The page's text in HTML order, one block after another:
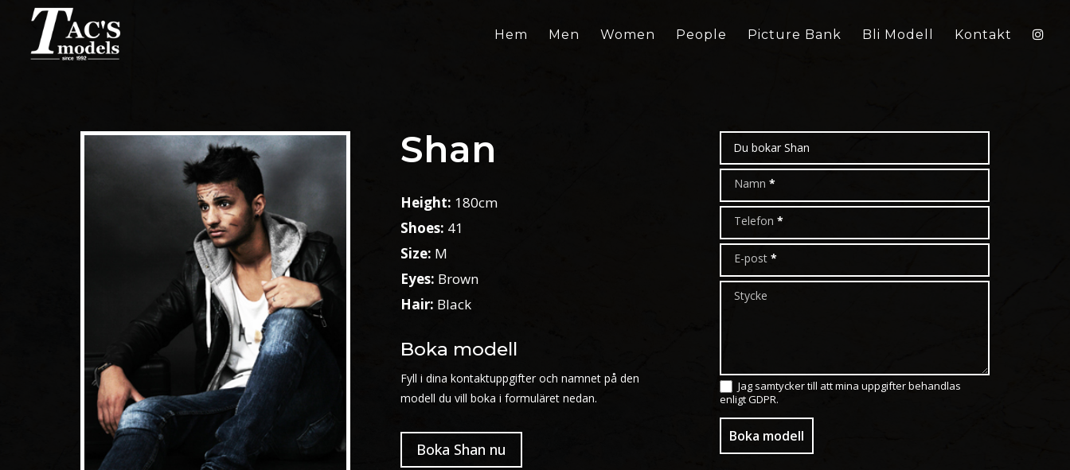
Hem Men Women People Picture Bank Bli Modell Kontakt
Shan
Height: 180cm
Shoes: 41
Size: M
Eyes: Brown
Hair: Black
Boka modell
Fyll i dina kontaktuppgifter och namnet på den
modell du vill boka i formuläret nedan.
Boka Shan nu
Boka
modell
Namn*
Telefon*
E-post*
Stycke
Jag samtycker till att mina uppgifter behandlas
enligt GDPR.
Boka modell